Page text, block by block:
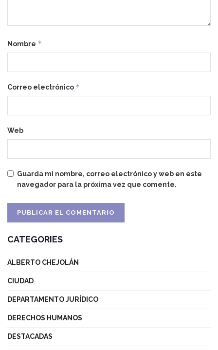
Nombre *
Correo electrónico *
Web
Guarda mi nombre, correo electrónico y web en este
navegador para la próxima vez que comente.
CATEGORIES
ALBERTO CHEJOLÁN
CIUDAD
DEPARTAMENTO JURÍDICO
DERECHOS HUMANOS
DESTACADAS